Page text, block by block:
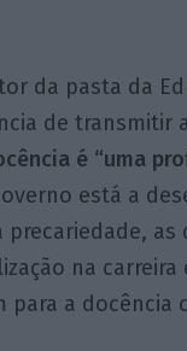
da pasta da
de transmitir
é “uma
está a
precariedade,
na
a docência